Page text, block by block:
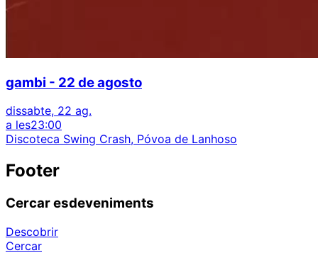
gambi - 22 de agosto
dissabte, 22 ag.
a les23:00
Discoteca Swing Crash, Póvoa de Lanhoso
Footer
Cercar esdeveniments
Descobrir
Cercar